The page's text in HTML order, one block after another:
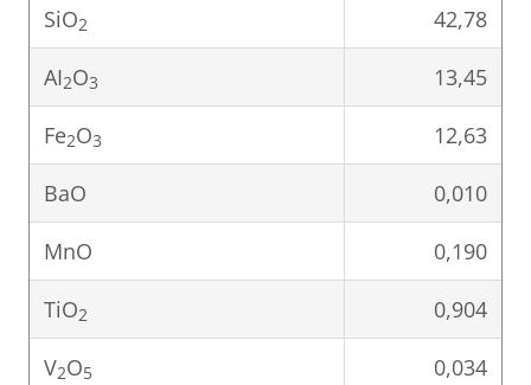
SiO2 42,78
AI2O3 13,45
Fe2O3 12,63
BaO 0,010
MnO 0,190
TiO2 0,904
V2O5 0,034